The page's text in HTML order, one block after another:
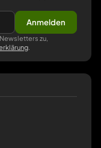
Anmelden
zu,